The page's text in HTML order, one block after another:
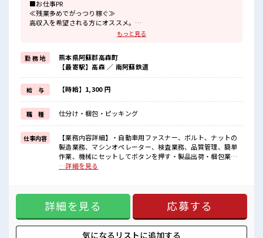
■お仕事PR
≪残業多めでがっつり稼ぐ≫
高収入を希望される方にオススメ。
残業は月20時間以上あります♪
派手過ぎなければ髪型や髪色自由♪
(規定有)≪動きやすい制服アリ≫
制服があるので、
毎日の服装の悩み解消♪
≪未経験OKの仕事≫
新しいことにチャレンジするのは不安だけど、
しっかり働く環境が整っています！
イチからスキルUP・ステップUP目指していきましょう！
≪自分に向いている仕事が探せる≫
困った事などがあれば、
担当がしっかりサポートします！
■職場の雰囲気
職場にはロッカー完備！
私物の置きすぎには注意が必要ですね★
もっと見る
勤 務 地
熊本県阿蘇郡高森町
【最寄駅】高森 ／ 南阿蘇鉄道
給 与 【時給】1,300 円
職 種 仕分け・梱包・ピッキング
仕事内容
【業務内容詳細】・自動車用ファスナー、ボルト、ナットの
製造業務、マシンオペレーター、検査業務、品質管理、簡単
作業、機械にセットしてボタンを押す・製品出荷・梱包業務
【取扱製品情報】自動車部品 ■お仕事PR ≪残業多めでがっつ
型や髪色自由♪ (規定有)≪動きやすい制服アリ≫ 制服がある
ので、 毎日の服装の悩み解消♪ ≪未経験OKの仕事≫ 新しい
ことにチャレンジするのは不安だけど、 しっかり働く環境が
整っています！ イチからスキルUP・ステップUP目指してい
きましょう！ ≪自分に向いている仕事が探せる≫ 困った事な
…詳細を見る
詳細を見る 応募する
気になるリストに追加する